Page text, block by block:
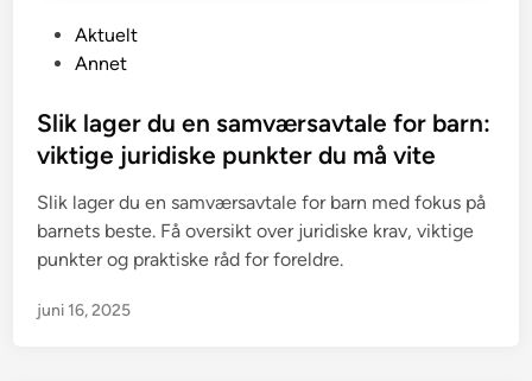
t
e
i
n
Aktuelt
Annet
Slik lager du en samværsavtale for barn:
viktige juridiske punkter du må vite
Slik lager du en samværsavtale for barn med fokus på
barnets beste. Få oversikt over juridiske krav, viktige
punkter og praktiske råd for foreldre.
juni 16, 2025